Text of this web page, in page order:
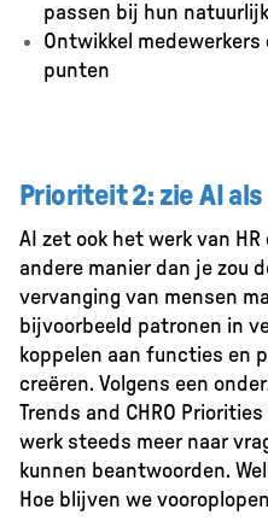
passen bij hun
Ontwikkel
punten
Prioriteit 2: zie AI
AI zet ook het werk van HR
andere manier dan je zou
vervanging van mensen
bijvoorbeeld patronen in
koppelen aan functies en
creëren. Volgens een
Trends and CHRO
werk steeds meer naar
kunnen beantwoorden.
Hoe blijven we